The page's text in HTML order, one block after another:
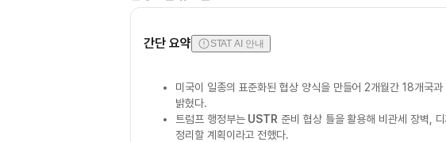
간단 요약 STAT AI 안내
미국이 일종의 표준화된 협상 양식을 만들어 2개월간 18개국과
밝혔다.
트럼프 행정부는 USTR 준비 협상 틀을 활용해 비관세 장벽,
정리할 계획이라고 전했다.